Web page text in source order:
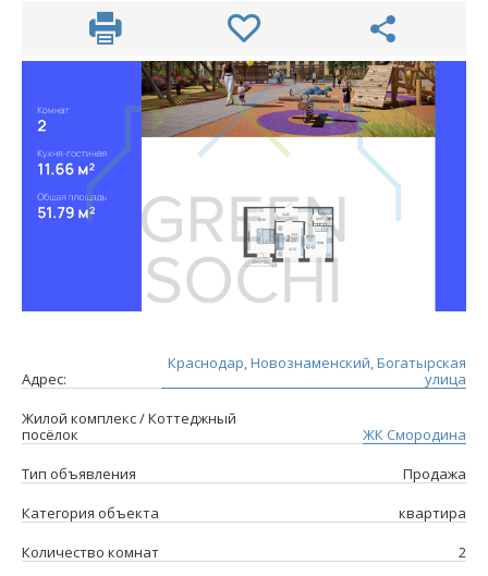
Адрес:
Краснодар, Новознаменский, Богатырская
улица
Жилой комплекс / Коттеджный
посёлок
ЖК Смородина
Тип объявления
Продажа
Категория объекта
квартира
Количество комнат
2